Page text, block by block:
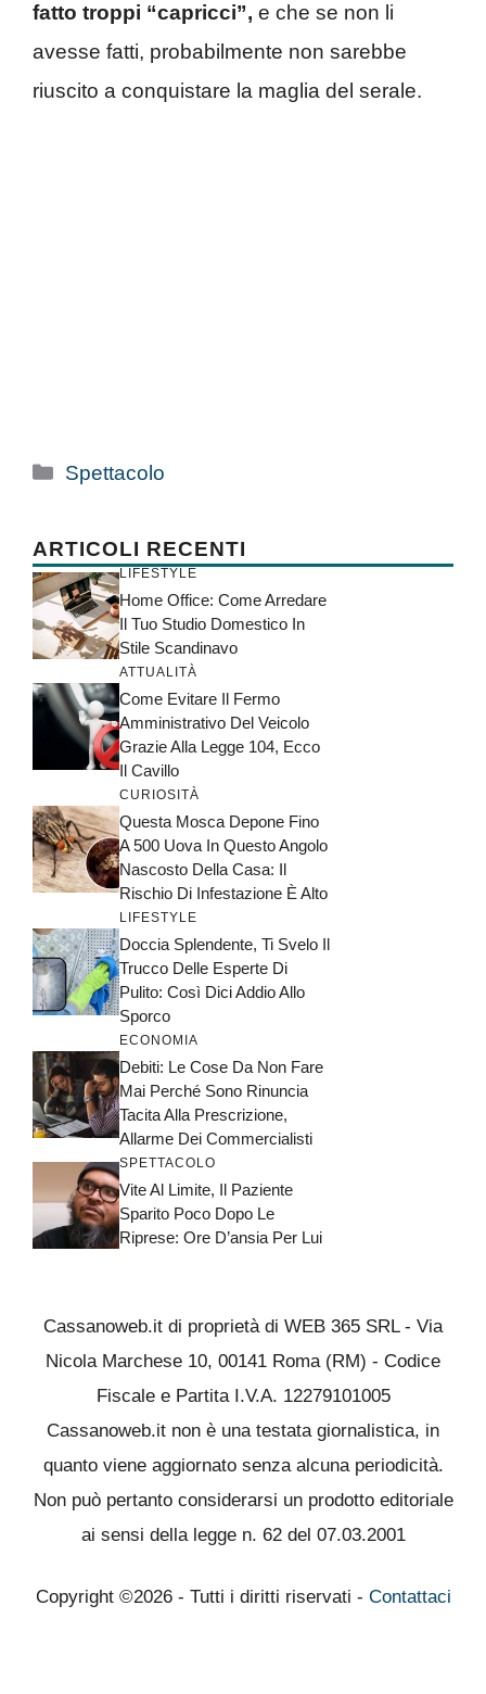
fatto troppi “capricci”, e che se non li
avesse fatti, probabilmente non sarebbe
riuscito a conquistare la maglia del serale.
Categorie
Spettacolo
ARTICOLI RECENTI
LIFESTYLE
Home Office: Come Arredare
Il Tuo Studio Domestico In
Stile Scandinavo
ATTUALITÀ
Come Evitare Il Fermo
Amministrativo Del Veicolo
Grazie Alla Legge 104, Ecco
Il Cavillo
CURIOSITÀ
Questa Mosca Depone Fino
A 500 Uova In Questo Angolo
Nascosto Della Casa: Il
Rischio Di Infestazione È Alto
LIFESTYLE
Doccia Splendente, Ti Svelo Il
Trucco Delle Esperte Di
Pulito: Così Dici Addio Allo
Sporco
ECONOMIA
Debiti: Le Cose Da Non Fare
Mai Perché Sono Rinuncia
Tacita Alla Prescrizione,
Allarme Dei Commercialisti
SPETTACOLO
Vite Al Limite, Il Paziente
Sparito Poco Dopo Le
Riprese: Ore D’ansia Per Lui
Cassanoweb.it di proprietà di WEB 365 SRL - Via
Nicola Marchese 10, 00141 Roma (RM) - Codice
Fiscale e Partita I.V.A. 12279101005
Cassanoweb.it non è una testata giornalistica, in
quanto viene aggiornato senza alcuna periodicità.
Non può pertanto considerarsi un prodotto editoriale
ai sensi della legge n. 62 del 07.03.2001
Copyright ©2026 - Tutti i diritti riservati - Contattaci